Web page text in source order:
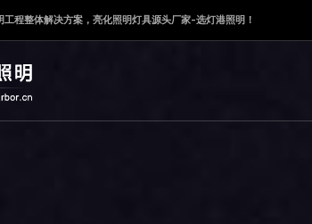
程整体解决方案，亮化照明灯具源头厂家-选灯港照明！